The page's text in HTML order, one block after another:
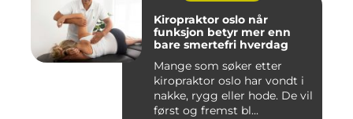
Kiropraktor oslo når
funksjon betyr mer enn
bare smertefri hverdag
Mange som søker etter
kiropraktor oslo har vondt i
nakke, rygg eller hode. De vil
først og fremst bl...